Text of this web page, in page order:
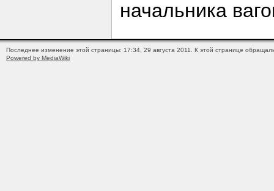
начальника
Последнее изменение этой страницы: 17:34, 29 августа 2011.
К этой странице
Powered by MediaWiki